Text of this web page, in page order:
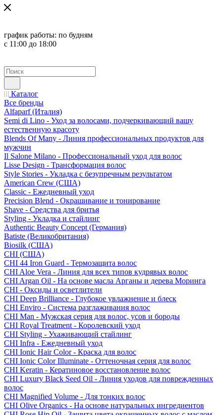
график работы: по будням
с 11:00 до 18:00
Каталог
Все бренды
Alfaparf (Италия)
Semi di Lino - Уход за волосами, подчеркивающий вашу
естественную красоту
Blends Of Many - Линия профессиональных продуктов для
мужчин
Il Salone Milano - Профессиональный уход для волос
Lisse Design - Трансформация волос
Style Stories - Укладка с безупречным результатом
American Crew (США)
Classic - Ежедневный уход
Precision Blend - Окрашивание и тонирование
Shave - Средства для бритья
Styling - Укладка и стайлинг
Authentic Beauty Concept (Германия)
Batiste (Великобритания)
Biosilk (США)
CHI (США)
CHI 44 Iron Guard - Термозащита волос
CHI Aloe Vera - Линия для всех типов кудрявых волос
CHI Argan Oil - На основе масла Арганы и дерева Моринга
CHI - Оксиды и осветлители
CHI Deep Brilliance - Глубокое увлажнение и блеск
CHI Enviro - Система разглаживания волос
CHI Man - Мужская серия для волос, усов и бороды
CHI Royal Treatment - Королевский уход
CHI Styling - Ухаживающий стайлинг
CHI Infra - Ежедневный уход
CHI Ionic Hair Color - Краска для волос
CHI Ionic Color Illuminate - Оттеночная серия для волос
CHI Keratin - Кератиновое восстановление волос
CHI Luxury Black Seed Oil - Линия уходов для поврежденных
волос
CHI Magnified Volume - Для тонких волос
CHI Olive Organics - На основе натуральных ингредиентов